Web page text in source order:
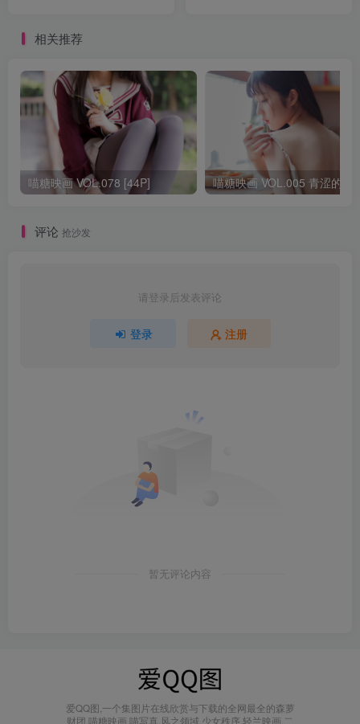
相关推荐
喵糖映画 VOL.078 [44P]
评论 抢沙发
请登录后发表评论
登录 注册
暂无评论内容
爱QQ图,一个集图片在线欣赏与下载的全网最全的森萝
财团,喵糖映画,喵写真,风之领域,少女秩序,轻兰映画,二